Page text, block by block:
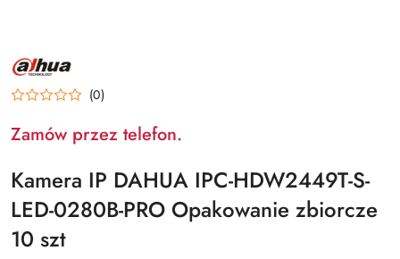
NAZWA
PRODUCENTA:
DAHUA
(0)
Zamów przez telefon.
Kamera IP DAHUA IPC-HDW2449T-S-
LED-0280B-PRO Opakowanie zbiorcze
10 szt